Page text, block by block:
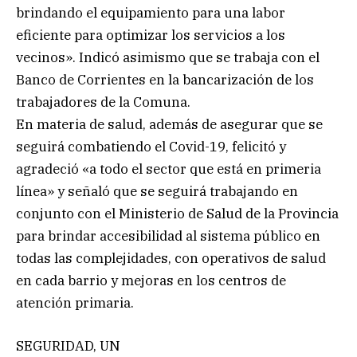
brindando el equipamiento para una labor
eficiente para optimizar los servicios a los
vecinos». Indicó asimismo que se trabaja con el
Banco de Corrientes en la bancarización de los
trabajadores de la Comuna.
En materia de salud, además de asegurar que se
seguirá combatiendo el Covid-19, felicitó y
agradeció «a todo el sector que está en primeria
línea» y señaló que se seguirá trabajando en
conjunto con el Ministerio de Salud de la Provincia
para brindar accesibilidad al sistema público en
todas las complejidades, con operativos de salud
en cada barrio y mejoras en los centros de
atención primaria.
SEGURIDAD, UN